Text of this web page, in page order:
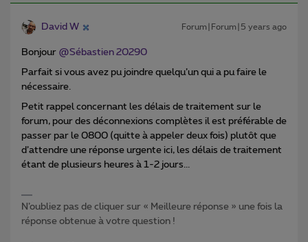
David W Forum|Forum|5 years ago
Bonjour @Sébastien 20290
Parfait si vous avez pu joindre quelqu’un qui a pu faire le
nécessaire.
Petit rappel concernant les délais de traitement sur le
forum, pour des déconnexions complètes il est préférable de
passer par le 0800 (quitte à appeler deux fois) plutôt que
d’attendre une réponse urgente ici, les délais de traitement
étant de plusieurs heures à 1-2 jours...
N’oubliez pas de cliquer sur « Meilleure réponse » une fois la
réponse obtenue à votre question !